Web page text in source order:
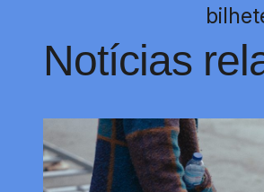
Notícias